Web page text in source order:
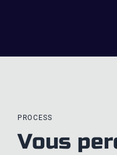
PROCESS
Vous